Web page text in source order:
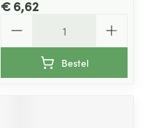
€ 6,62
Bestel